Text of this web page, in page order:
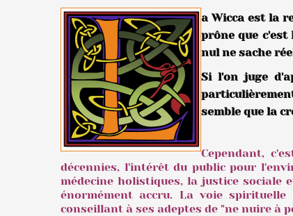
a Wicca est la
prône que c'est
nul ne sache
Si l'on juge
semble que la
Cependant,
décennies, l'intérêt du public pour
médecine holistiques, la justice
énormément accru. La voie
conseillant à ses adeptes de "ne nuire à